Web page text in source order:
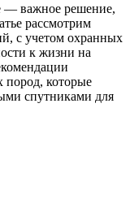
— важное решение,
рассмотрим
с учетом охранных
к жизни на
пород, которые
спутниками для